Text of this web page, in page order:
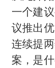
一个建
议推出
连续提
案，是